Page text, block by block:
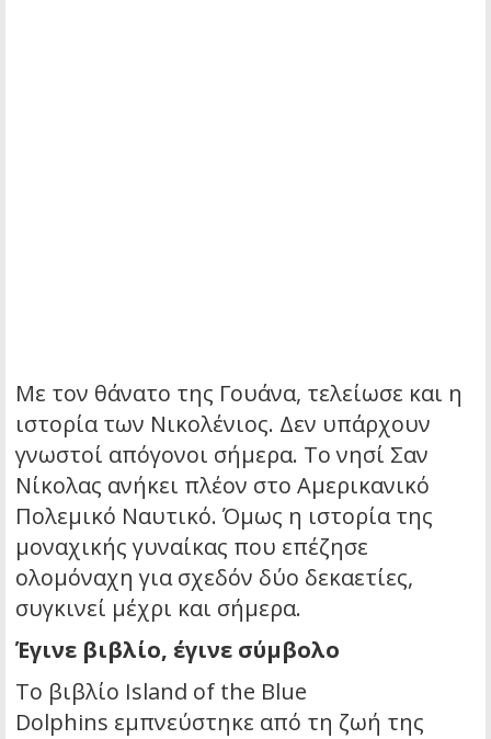
Με τον θάνατο της Γουάνα, τελείωσε και η
ιστορία των Νικολένιος. Δεν υπάρχουν
γνωστοί απόγονοι σήμερα. Το νησί Σαν
Νίκολας ανήκει πλέον στο Αμερικανικό
Πολεμικό Ναυτικό. Όμως η ιστορία της
μοναχικής γυναίκας που επέζησε
ολομόναχη για σχεδόν δύο δεκαετίες,
συγκινεί μέχρι και σήμερα.
Έγινε βιβλίο, έγινε σύμβολο
Το βιβλίο Island of the Blue
Dolphins εμπνεύστηκε από τη ζωή της